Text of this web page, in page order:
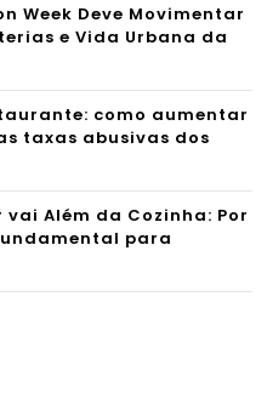
Week Deve Movimentar
e Vida Urbana da
como aumentar
taxas abusivas dos
vai Além da Cozinha: Por
para